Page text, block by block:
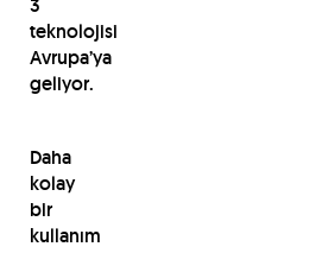
3
teknolojisi
Avrupa’ya
geliyor.
Daha
kolay
bir
kullanım